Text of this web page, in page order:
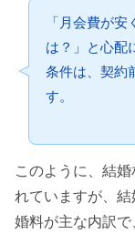
「月会費が
は？」と心配
条件は、契約
す。
このように、結
れていますが、 結
婚料が主な内訳